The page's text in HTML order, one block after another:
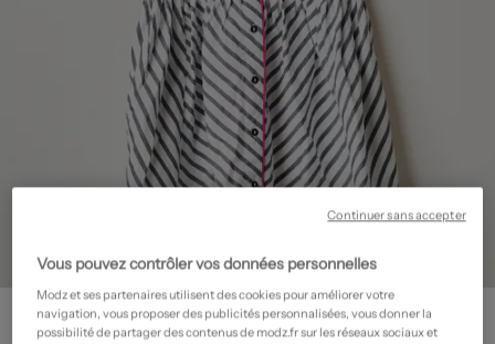
CATIMINI
Robe mi-longue - Manches courtes- Outlet
Vous pouvez contrôler vos données personnelles
Modz et ses partenaires utilisent des cookies pour améliorer votre
navigation, vous proposer des publicités personnalisées, vous donner la
possibilité de partager des contenus de modz.fr sur les réseaux sociaux et
Continuer sans accepter